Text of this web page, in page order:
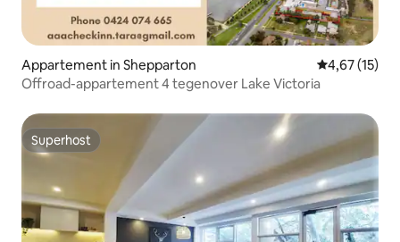
Appartement in Shepparton Gemiddelde
4,67 (15)
Offroad-appartement 4 tegenover Lake Victoria
Superhost
Superhost